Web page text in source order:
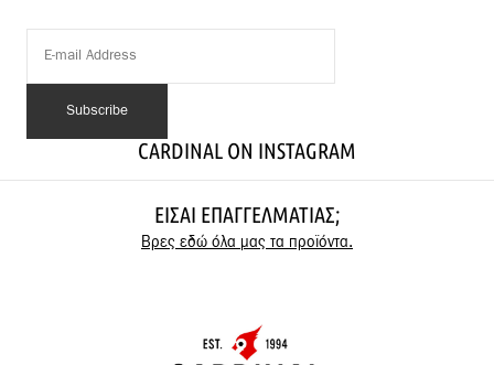
CARDINAL ON INSTAGRAM
ΕΊΣΑΙ ΕΠΑΓΓΕΛΜΑΤΊΑΣ;
Βρες εδώ όλα μας τα προϊόντα.